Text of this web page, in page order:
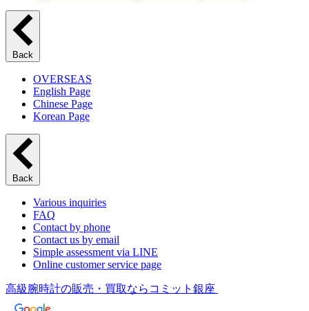
Back
OVERSEAS
English Page
Chinese Page
Korean Page
Back
Various inquiries
FAQ
Contact by phone
Contact us by email
Simple assessment via LINE
Online customer service page
高級腕時計の販売・買取ならコミット銀座